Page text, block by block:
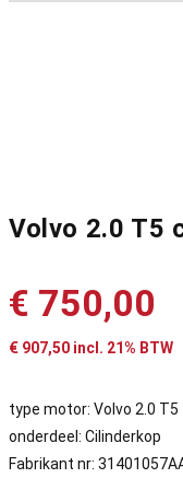
Volvo 2.0 T5
€ 750,00
€ 907,50 incl. 21% BTW
type motor: Volvo 2.0 T5
onderdeel: Cilinderkop
Fabrikant nr: